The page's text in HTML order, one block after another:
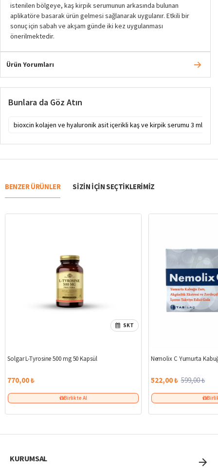
istenilen bölgeye, kaş kirpik serumunun arkasında bulunan
aplikatöre basarak ürün gelmesi sağlanarak uygulanır. Etkili bir
sonuç için sabah ve akşam günde iki kez uygulanması
önerilmektedir.
Ürün Yorumları
Bunlara da Göz Atın
bioxcin kolajen ve hyaluronik asit içerikli kaş ve kirpik serumu 3 ml
BENZER ÜRÜNLER SIZIN IÇIN SEÇTIKLERIMIZ
SKT
Solgar L-Tyrosine 500 mg 50 Kapsül
770,00 ₺
Birlikte Al
Nemolix C Yumurta
522,00 ₺ 599,00 ₺
KURUMSAL